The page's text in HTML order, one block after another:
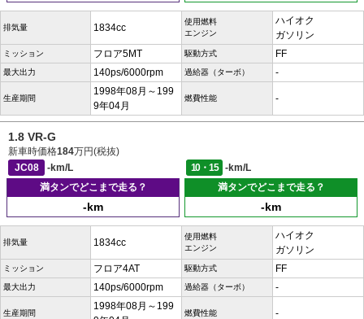
排気量 1834cc
使用燃料
エンジン
ハイオク
ガソリン
ミッション フロア5MT 駆動方式 FF
最大出力 140ps/6000rpm 過給器（ターボ） -
生産期間
1998年08月～199
9年04月
燃費性能 -
1.8 VR-G
新車時価格184万円(税抜)
JC08
-km/L 10・15
-km/L
満タンでどこまで走る？
-km
満タンでどこまで走る？
-km
排気量 1834cc
使用燃料
エンジン
ハイオク
ガソリン
ミッション フロア4AT 駆動方式 FF
最大出力 140ps/6000rpm 過給器（ターボ） -
生産期間
1998年08月～199
燃費性能 -